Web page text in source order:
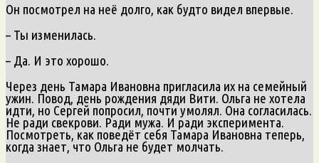
Он посмотрел на неё долго, как будто видел впервые.
– Ты изменилась.
– Да. И это хорошо.
Через день Тамара Ивановна пригласила их на семейный
ужин. Повод, день рождения дяди Вити. Ольга не хотела
идти, но Сергей попросил, почти умолял. Она согласилась.
Не ради свекрови. Ради мужа. И ради эксперимента.
Посмотреть, как поведёт себя Тамара Ивановна теперь,
когда знает, что Ольга не будет молчать.